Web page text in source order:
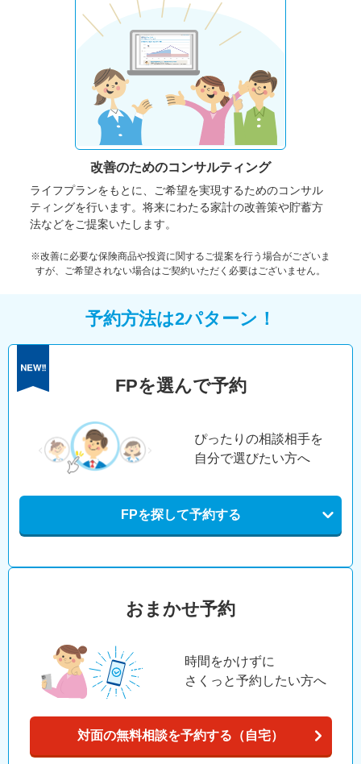
改善のためのコンサルティング
ライフプランをもとに、ご希望を実現するためのコンサル
ティングを行います。将来にわたる家計の改善策や貯蓄方
法などをご提案いたします。
※改善に必要な保険商品や投資に関するご提案を行う場合がございま
すが、ご希望されない場合はご契約いただく必要はございません。
予約方法は2パターン！
FPを選んで予約
ぴったりの相談相手を
自分で選びたい方へ
FPを探して予約する
おまかせ予約
時間をかけずに
さくっと予約したい方へ
対面の無料相談を予約する（自宅）